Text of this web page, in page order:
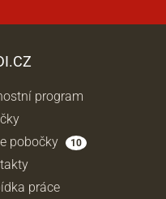
program
pobočky
10
práce